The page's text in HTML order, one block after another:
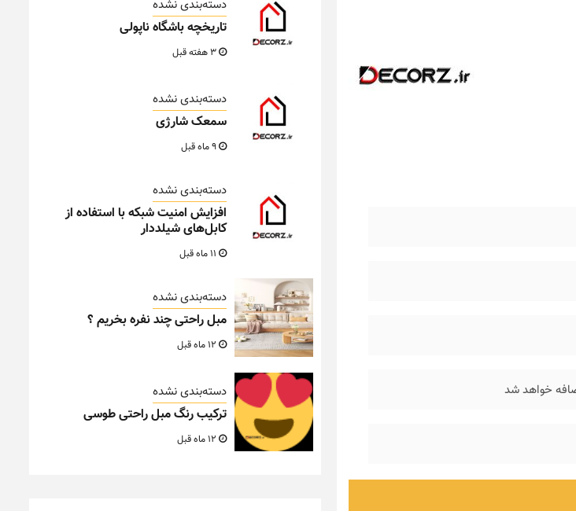
دسته‌بندی نشده
تاریخچه باشگاه ناپولی
دسته‌بندی نشده
سمعک شارژی
دسته‌بندی نشده
افزایش امنیت شبکه با استفاده از
کابل‌های شیلددار
دسته‌بندی نشده
مبل راحتی چند نفره بخریم ؟
دسته‌بندی نشده
ترکیب رنگ مبل راحتی طوسی